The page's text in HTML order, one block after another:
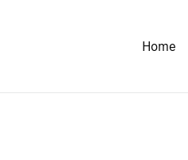
Home